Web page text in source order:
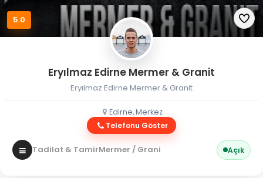
5.0
Eryılmaz Edirne Mermer & Granit
Eryılmaz Edirne Mermer & Granit
Edirne, Merkez
Telefonu Göster
Tadilat & TamirMermer / Granit Açık